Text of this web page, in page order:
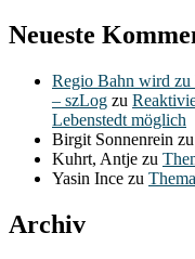
Neueste
Regio Bahn wird zu
– szLog zu
Lebenstedt möglich
Birgit Sonnenrein zu
Kuhrt, Antje zu
Yasin Ince zu
Archiv